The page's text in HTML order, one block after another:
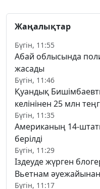
Жаңалықтар
Бүгін, 11:55
Абай облысында
жасады
Бүгін, 11:46
Қуандық
келінінен 25 млн
Бүгін, 11:35
Американың 14-
берілді
Бүгін, 11:29
Іздеуде жүрген
Вьетнам әуежайынан
Бүгін, 11:17